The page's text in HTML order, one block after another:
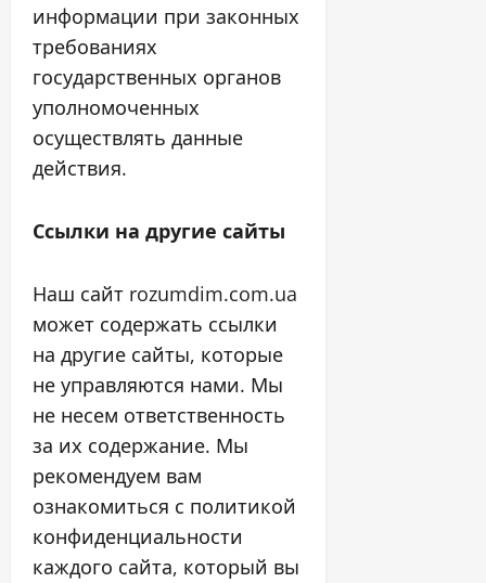
информации при законных
требованиях
государственных органов
уполномоченных
осуществлять данные
действия.
Ссылки на другие сайты
Наш сайт rozumdim.com.ua
может содержать ссылки
на другие сайты, которые
не управляются нами. Мы
не несем ответственность
за их содержание. Мы
рекомендуем вам
ознакомиться с политикой
конфиденциальности
каждого сайта, который вы